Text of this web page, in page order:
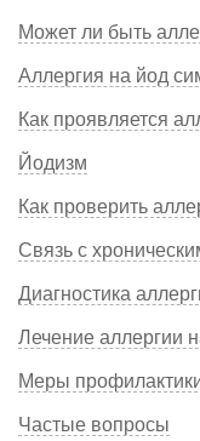
Может ли быть
Аллергия на йод
Как проявляется
Йодизм
Как проверить
Связь с
Диагностика
Лечение аллергии
Меры
Частые вопросы